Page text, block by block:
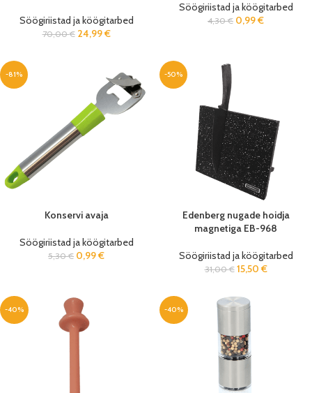
Söögiriistad ja köögitarbed
70,00€ 24,99€
Söögiriistad ja köögitarbed
4,30€ 0,99€
-81%
Konservi avaja
Söögiriistad ja köögitarbed
5,30€ 0,99€
-50%
Edenberg nugade hoidja
magnetiga EB-968
Söögiriistad ja köögitarbed
31,00€ 15,50 €
-40% -40%